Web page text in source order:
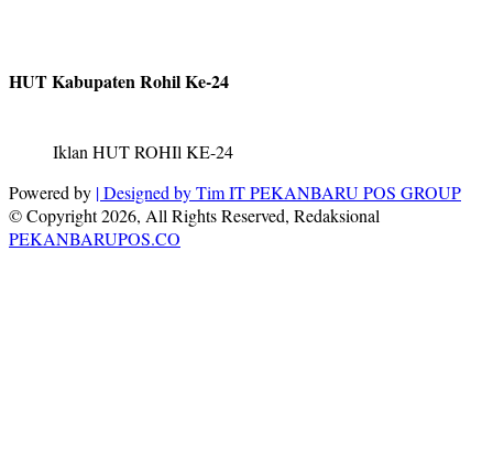
HUT Kabupaten Rohil Ke-24
Iklan HUT ROHIl KE-24
Powered by | Designed byTim IT PEKANBARU POS GROUP
© Copyright 2026, All Rights Reserved, Redaksional
PEKANBARUPOS.CO